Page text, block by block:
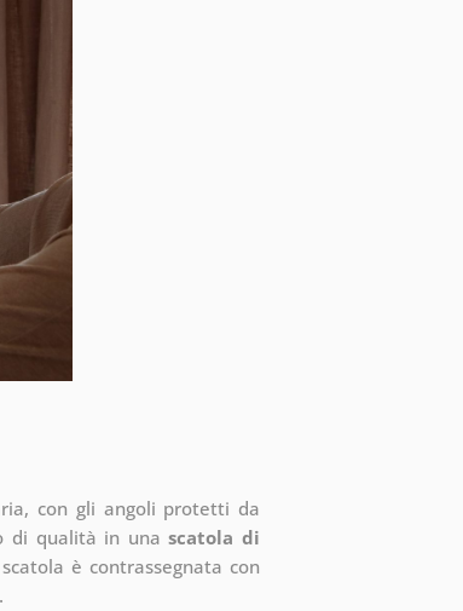
con gli angoli protetti da
di qualità in unascatola di
è contrassegnata con